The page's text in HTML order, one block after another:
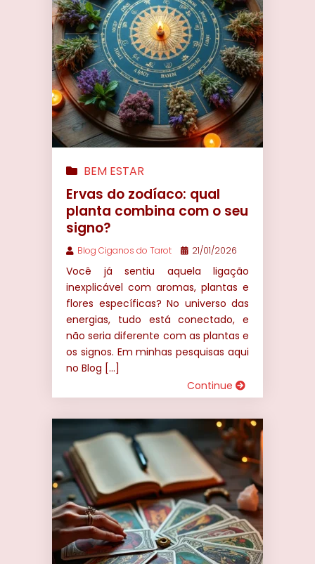
BEM ESTAR
Ervas do zodíaco: qual
planta combina com o seu
signo?
Blog Ciganos do Tarot 21/01/2026
Você já sentiu aquela ligação
inexplicável com aromas, plantas e
flores específicas? No universo das
energias, tudo está conectado, e
não seria diferente com as plantas e
os signos. Em minhas pesquisas aqui
no Blog […]
Continue